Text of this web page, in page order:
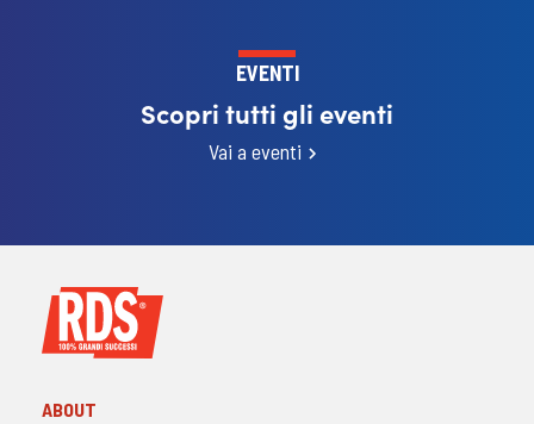
EVENTI
Scopri tutti gli eventi
Vai a eventi
ABOUT